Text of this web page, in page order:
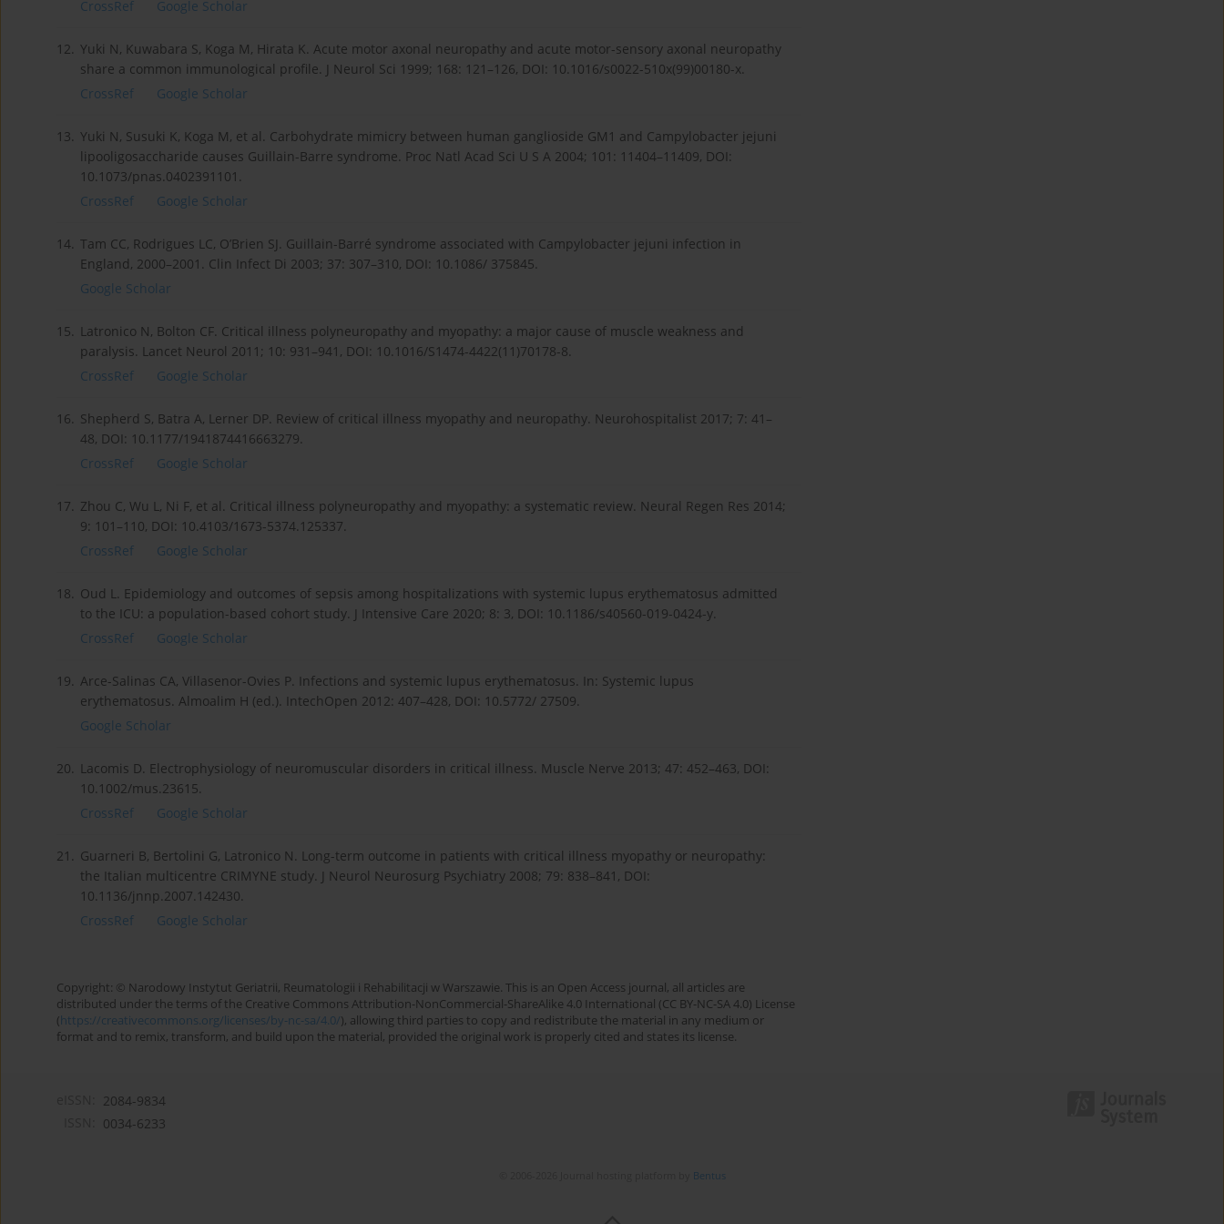
CrossRef
Google Scholar
12. Yuki N, Kuwabara S, Koga M, Hirata K. Acute motor axonal neuropathy and acute motor-sensory axonal neuropathy
share a common immunological profile. J Neurol Sci 1999; 168: 121–126, DOI: 10.1016/s0022-510x(99)00180-x.
CrossRef
Google Scholar
13. Yuki N, Susuki K, Koga M, et al. Carbohydrate mimicry between human ganglioside GM1 and Campylobacter jejuni
lipooligosaccharide causes Guillain-Barre syndrome. Proc Natl Acad Sci U S A 2004; 101: 11404–11409, DOI:
10.1073/pnas.0402391101.
CrossRef
Google Scholar
14. Tam CC, Rodrigues LC, O’Brien SJ. Guillain-Barré syndrome associated with Campylobacter jejuni infection in
England, 2000–2001. Clin Infect Di 2003; 37: 307–310, DOI: 10.1086/ 375845.
Google Scholar
15. Latronico N, Bolton CF. Critical illness polyneuropathy and myopathy: a major cause of muscle weakness and
paralysis. Lancet Neurol 2011; 10: 931–941, DOI: 10.1016/S1474-4422(11)70178-8.
CrossRef
Google Scholar
16. Shepherd S, Batra A, Lerner DP. Review of critical illness myo­pathy and neuropathy. Neurohospitalist 2017; 7: 41–
48, DOI: 10.1177/1941874416663279.
CrossRef
Google Scholar
17. Zhou C, Wu L, Ni F, et al. Critical illness polyneuropathy and myopathy: a systematic review. Neural Regen Res 2014;
9: 101–110, DOI: 10.4103/1673-5374.125337.
CrossRef
Google Scholar
18. Oud L. Epidemiology and outcomes of sepsis among hospitali­zations with systemic lupus erythematosus admitted
to the ICU: a population-based cohort study. J Intensive Care 2020; 8: 3, DOI: 10.1186/s40560-019-0424-y.
CrossRef
Google Scholar
19. Arce-Salinas CA, Villasenor-Ovies P. Infections and systemic lupus erythematosus. In: Systemic lupus
erythematosus. Almoalim H (ed.). IntechOpen 2012: 407–428, DOI: 10.5772/ 27509.
Google Scholar
20. Lacomis D. Electrophysiology of neuromuscular disorders in critical illness. Muscle Nerve 2013; 47: 452–463, DOI:
10.1002/mus.23615.
CrossRef
Google Scholar
21. Guarneri B, Bertolini G, Latronico N. Long-term outcome in patients with critical illness myopathy or neuropathy:
the Italian multicentre CRIMYNE study. J Neurol Neurosurg Psychiatry 2008; 79: 838–841, DOI:
10.1136/jnnp.2007.142430.
CrossRef
Google Scholar
Copyright: © Narodowy Instytut Geriatrii, Reumatologii i Rehabilitacji w Warszawie. This is an Open Access journal, all articles are
distributed under the terms of the Creative Commons Attribution-NonCommercial-ShareAlike 4.0 International (CC BY-NC-SA 4.0) License
(https://creativecommons.org/licenses/by-nc-sa/4.0/), allowing third parties to copy and redistribute the material in any medium or
format and to remix, transform, and build upon the material, provided the original work is properly cited and states its license.
2084-9834
0034-6233
Bentus